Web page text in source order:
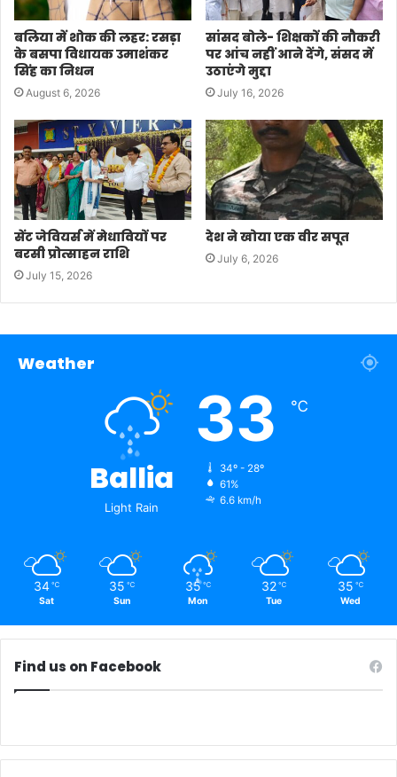
बलिया में शोक की लहर: रसड़ा
के बसपा विधायक उमाशंकर
सिंह का निधन
August 6, 2026
सांसद बोले- शिक्षकों की नौकरी
पर आंच नहीं आने देंगे, संसद में
उठाएंगे मुद्दा
July 16, 2026
सेंट जेवियर्स में मेधावियों पर
बरसी प्रोत्साहन राशि
July 15, 2026
देश ने खोया एक वीर सपूत
July 6, 2026
Weather
Ballia
Light Rain
33 ℃
34º - 28º
61%
6.6 km/h
34 ℃
Sat
35 ℃
Sun
35 ℃
Mon
32 ℃
Tue
35 ℃
Wed
Find us on Facebook